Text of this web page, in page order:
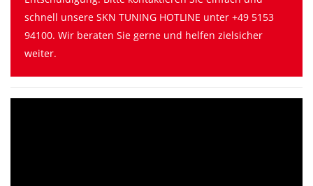
schnell unsere SKN TUNING HOTLINE unter +49 5153
94100. Wir beraten Sie gerne und helfen zielsicher
weiter.